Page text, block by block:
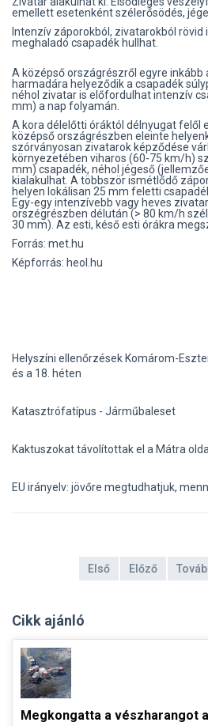
emellett esetenként szélerősödés,
Intenzív záporokból, zivatarokból
meghaladó csapadék hullhat.
A középső országrészről egyre inkább
harmadára helyeződik a csapadék
néhol zivatar is előfordulhat intenzív
mm) a nap folyamán.
A kora délelőtti óráktól délnyugat felől
középső országrészben eleinte
szórványosan zivatarok képződése
környezetében viharos (60-75 km/h)
mm) csapadék, néhol jégeső
kialakulhat. A többször ismétlődő
helyen lokálisan 25 mm feletti
Egy-egy intenzívebb vagy heves
orszégrészben délután (> 80 km/h
30 mm). Az esti, késő esti órákra
Forrás: met.hu
Képforrás: heol.hu
Helyszíni ellenőrzések Komárom-
és a 18. héten
Katasztrófatípus - Járműbaleset
Kaktuszokat távolítottak el a Mátra
EU irányelv: jövőre megtudhatjuk,
Első Előző
Cikk ajánló
Megkongatta a vészharangot a